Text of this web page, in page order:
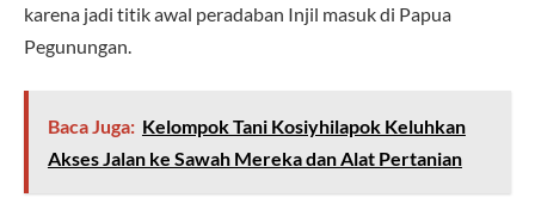
karena jadi titik awal peradaban Injil masuk di Papua
Pegunungan.
Baca Juga: Kelompok Tani Kosiyhilapok Keluhkan
Akses Jalan ke Sawah Mereka dan Alat Pertanian